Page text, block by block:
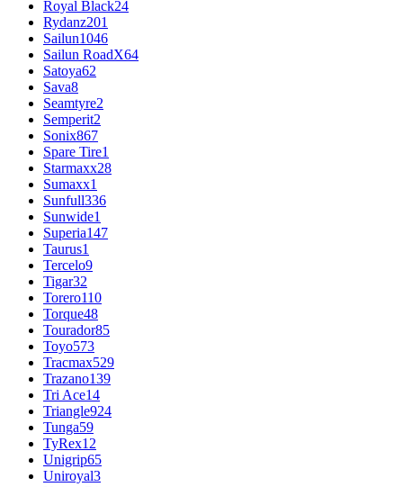
Royal Black24
Rydanz201
Sailun1046
Sailun RoadX64
Satoya62
Sava8
Seamtyre2
Semperit2
Sonix867
Spare Tire1
Starmaxx28
Sumaxx1
Sunfull336
Sunwide1
Superia147
Taurus1
Tercelo9
Tigar32
Torero110
Torque48
Tourador85
Toyo573
Tracmax529
Trazano139
Tri Ace14
Triangle924
Tunga59
TyRex12
Unigrip65
Uniroyal3